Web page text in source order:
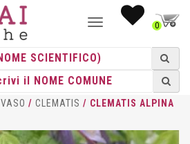
NAVIGAZIONE0
HOME / RAMPICANTI / RAMPICANTI
VASO / CLEMATIS / CLEMATIS ALPINA